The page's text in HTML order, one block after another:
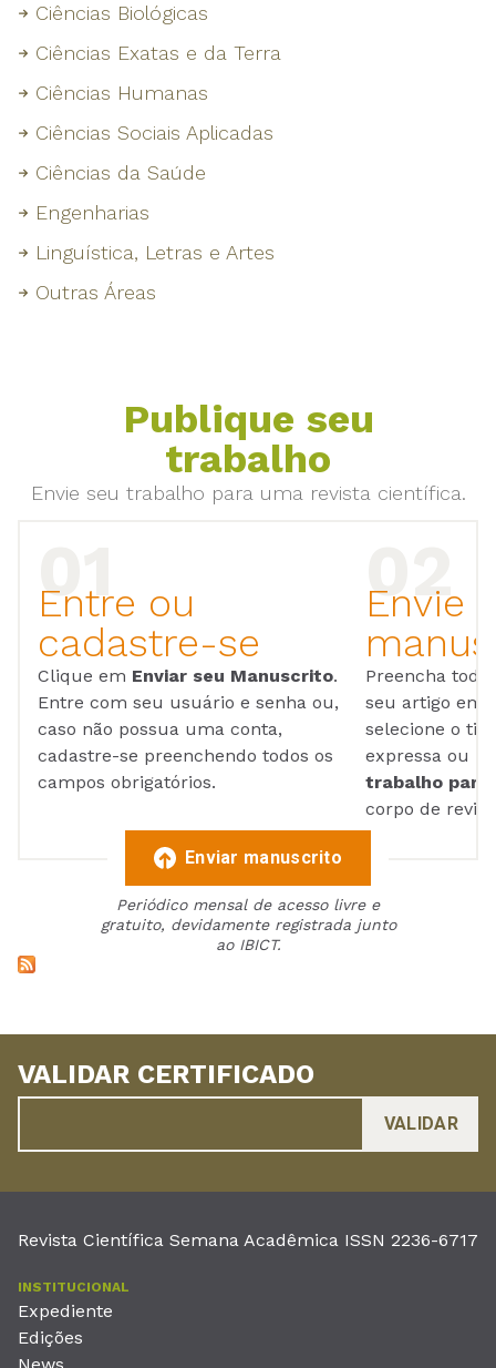
Ciências Biológicas
Ciências Exatas e da Terra
Ciências Humanas
Ciências Sociais Aplicadas
Ciências da Saúde
Engenharias
Linguística, Letras e Artes
Outras Áreas
Publique seu
trabalho
Envie seu trabalho para uma revista científica.
Entre ou
cadastre-se
Clique em Enviar seu Manuscrito.
Entre com seu usuário e senha ou,
caso não possua uma conta,
cadastre-se preenchendo todos os
campos obrigatórios.
Envie
Preencha
seu artigo em
selecione o
expressa ou
trabalho para
corpo de
Enviar manuscrito
Periódico mensal de acesso livre e
gratuito, devidamente registrada junto
ao IBICT.
VALIDAR CERTIFICADO
Revista Científica Semana Acadêmica ISSN 2236-6717
INSTITUCIONAL
Expediente
Edições